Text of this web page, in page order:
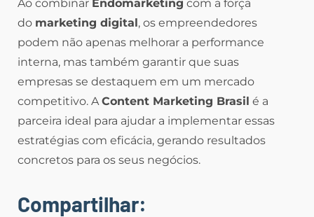
Ao combinar Endomarketing com a força
do marketing digital, os empreendedores
podem não apenas melhorar a performance
interna, mas também garantir que suas
empresas se destaquem em um mercado
competitivo. A Content Marketing Brasil é a
parceira ideal para ajudar a implementar essas
estratégias com eficácia, gerando resultados
concretos para os seus negócios.
Compartilhar: